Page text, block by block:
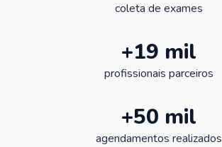
coleta de exames
+19 mil
profissionais parceiros
+50 mil
agendamentos realizados